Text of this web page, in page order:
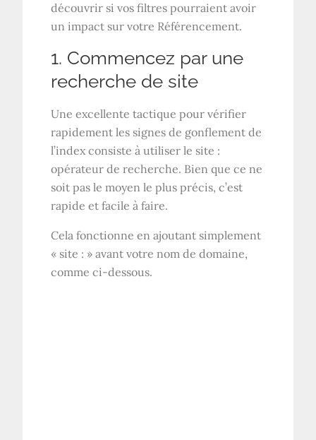
découvrir si vos filtres pourraient avoir
un impact sur votre Référencement.
1. Commencez par une
recherche de site
Une excellente tactique pour vérifier
rapidement les signes de gonflement de
l’index consiste à utiliser le site :
opérateur de recherche. Bien que ce ne
soit pas le moyen le plus précis, c’est
rapide et facile à faire.
Cela fonctionne en ajoutant simplement
« site : » avant votre nom de domaine,
comme ci-dessous.